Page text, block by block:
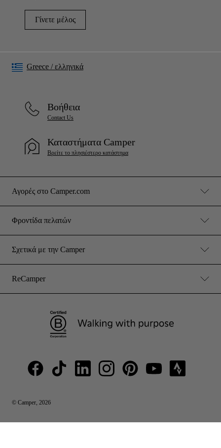
Γίνετε μέλος
Αγορές στο Camper.com
Φροντίδα πελατών
Σχετικά με την Camper
ReCamper
Βοήθεια
Contact Us
Καταστήματα Camper
Βρείτε το πλησιέστερο κατάστημα
© Camper, 2026
Greece /ελληνικά